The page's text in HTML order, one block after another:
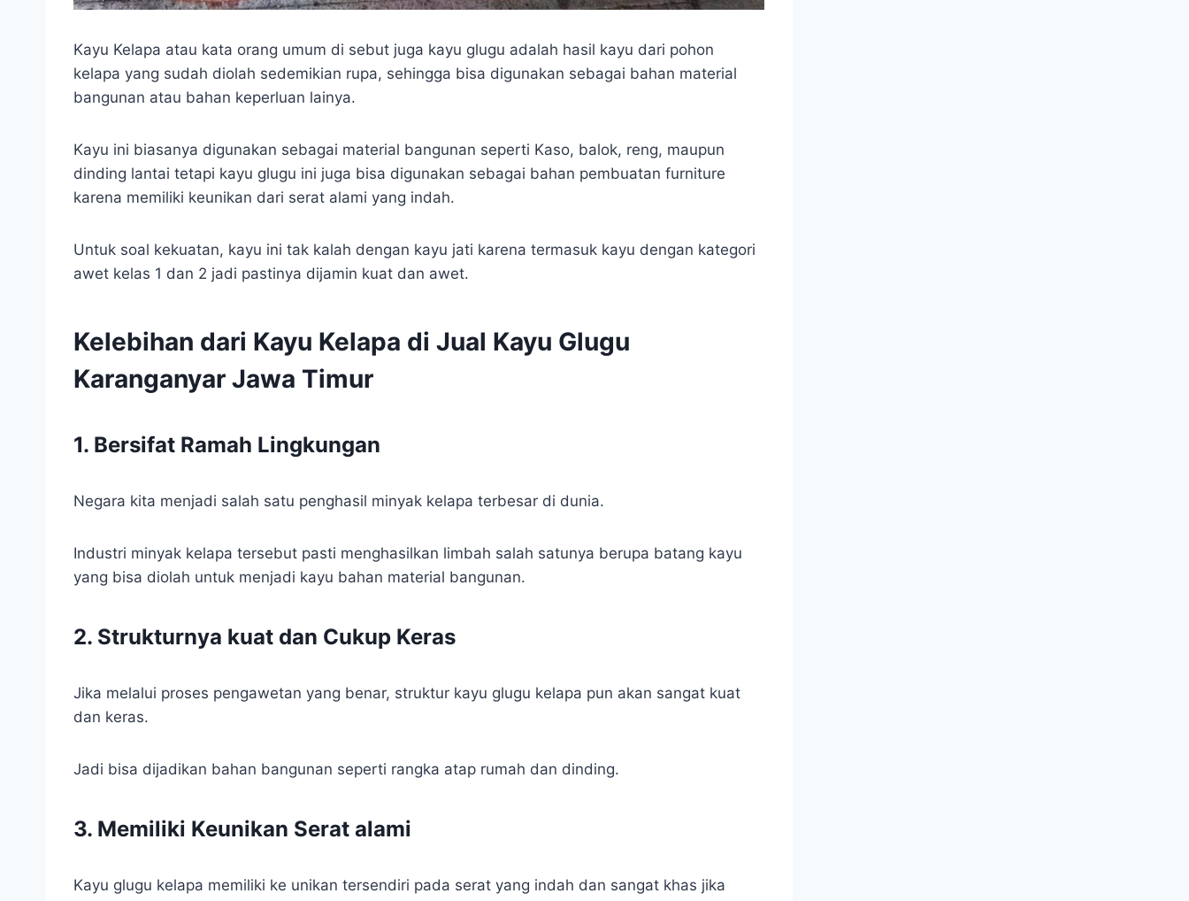
Kayu Kelapa atau kata orang umum di sebut juga kayu glugu adalah hasil kayu dari pohon
kelapa yang sudah diolah sedemikian rupa, sehingga bisa digunakan sebagai bahan material
bangunan atau bahan keperluan lainya.
Kayu ini biasanya digunakan sebagai material bangunan seperti Kaso, balok, reng, maupun
dinding lantai tetapi kayu glugu ini juga bisa digunakan sebagai bahan pembuatan furniture
karena memiliki keunikan dari serat alami yang indah.
Untuk soal kekuatan, kayu ini tak kalah dengan kayu jati karena termasuk kayu dengan kategori
awet kelas 1 dan 2 jadi pastinya dijamin kuat dan awet.
Kelebihan dari Kayu Kelapa di Jual Kayu Glugu
Karanganyar Jawa Timur
1. Bersifat Ramah Lingkungan
Negara kita menjadi salah satu penghasil minyak kelapa terbesar di dunia.
Industri minyak kelapa tersebut pasti menghasilkan limbah salah satunya berupa batang kayu
yang bisa diolah untuk menjadi kayu bahan material bangunan.
2. Strukturnya kuat dan Cukup Keras
Jika melalui proses pengawetan yang benar, struktur kayu glugu kelapa pun akan sangat kuat
dan keras.
Jadi bisa dijadikan bahan bangunan seperti rangka atap rumah dan dinding.
3. Memiliki Keunikan Serat alami
Kayu glugu kelapa memiliki ke unikan tersendiri pada serat yang indah dan sangat khas jika